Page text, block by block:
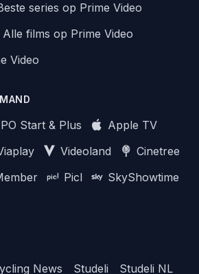
series op Prime Video
Alle films op Prime Video
Video
Start & Plus
Apple TV
Videoland
Cinetree
Picl
SkyShowtime
News Studeli Studeli NL